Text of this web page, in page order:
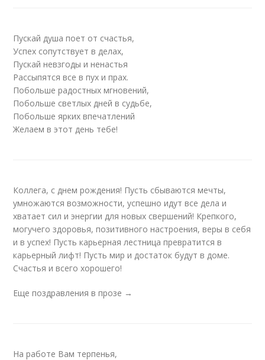
Пускай душа поет от счастья,
Успех сопутствует в делах,
Пускай невзгоды и ненастья
Рассыпятся все в пух и прах.
Побольше радостных мгновений,
Побольше светлых дней в судьбе,
Побольше ярких впечатлений
Желаем в этот день тебе!
Коллега, с днем рождения! Пусть сбываются мечты,
умножаются возможности, успешно идут все дела и
хватает сил и энергии для новых свершений! Крепкого,
могучего здоровья, позитивного настроения, веры в себя
и в успех! Пусть карьерная лестница превратится в
карьерный лифт! Пусть мир и достаток будут в доме.
Счастья и всего хорошего!
Еще поздравления в прозе →
На работе Вам терпенья,